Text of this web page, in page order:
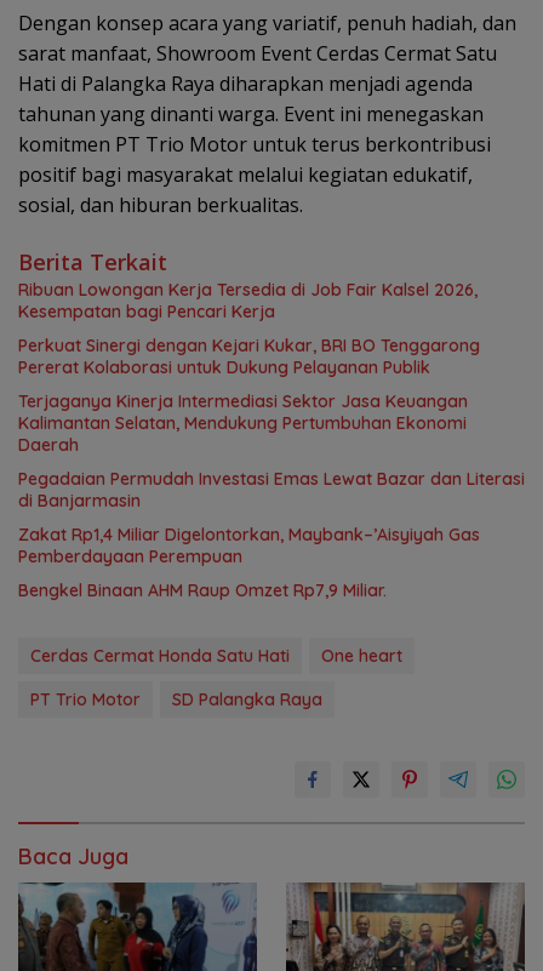
Dengan konsep acara yang variatif, penuh hadiah, dan
sarat manfaat, Showroom Event Cerdas Cermat Satu
Hati di Palangka Raya diharapkan menjadi agenda
tahunan yang dinanti warga. Event ini menegaskan
komitmen PT Trio Motor untuk terus berkontribusi
positif bagi masyarakat melalui kegiatan edukatif,
sosial, dan hiburan berkualitas.
Berita Terkait
Ribuan Lowongan Kerja Tersedia di Job Fair Kalsel 2026,
Kesempatan bagi Pencari Kerja
Perkuat Sinergi dengan Kejari Kukar, BRI BO Tenggarong
Pererat Kolaborasi untuk Dukung Pelayanan Publik
Terjaganya Kinerja Intermediasi Sektor Jasa Keuangan
Kalimantan Selatan, Mendukung Pertumbuhan Ekonomi
Daerah
Pegadaian Permudah Investasi Emas Lewat Bazar dan Literasi
di Banjarmasin
Zakat Rp1,4 Miliar Digelontorkan, Maybank–’Aisyiyah Gas
Pemberdayaan Perempuan
Bengkel Binaan AHM Raup Omzet Rp7,9 Miliar.
Cerdas Cermat Honda Satu Hati
One heart
PT Trio Motor
SD Palangka Raya
Baca Juga